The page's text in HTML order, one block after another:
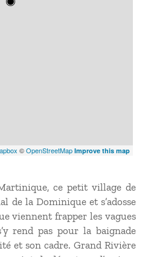
©OpenStreetMap Improve this map
ce petit village de
de la Dominique et s’adosse
viennent frapper les vagues
rend pas pour la baignade
et son cadre. Grand Rivière